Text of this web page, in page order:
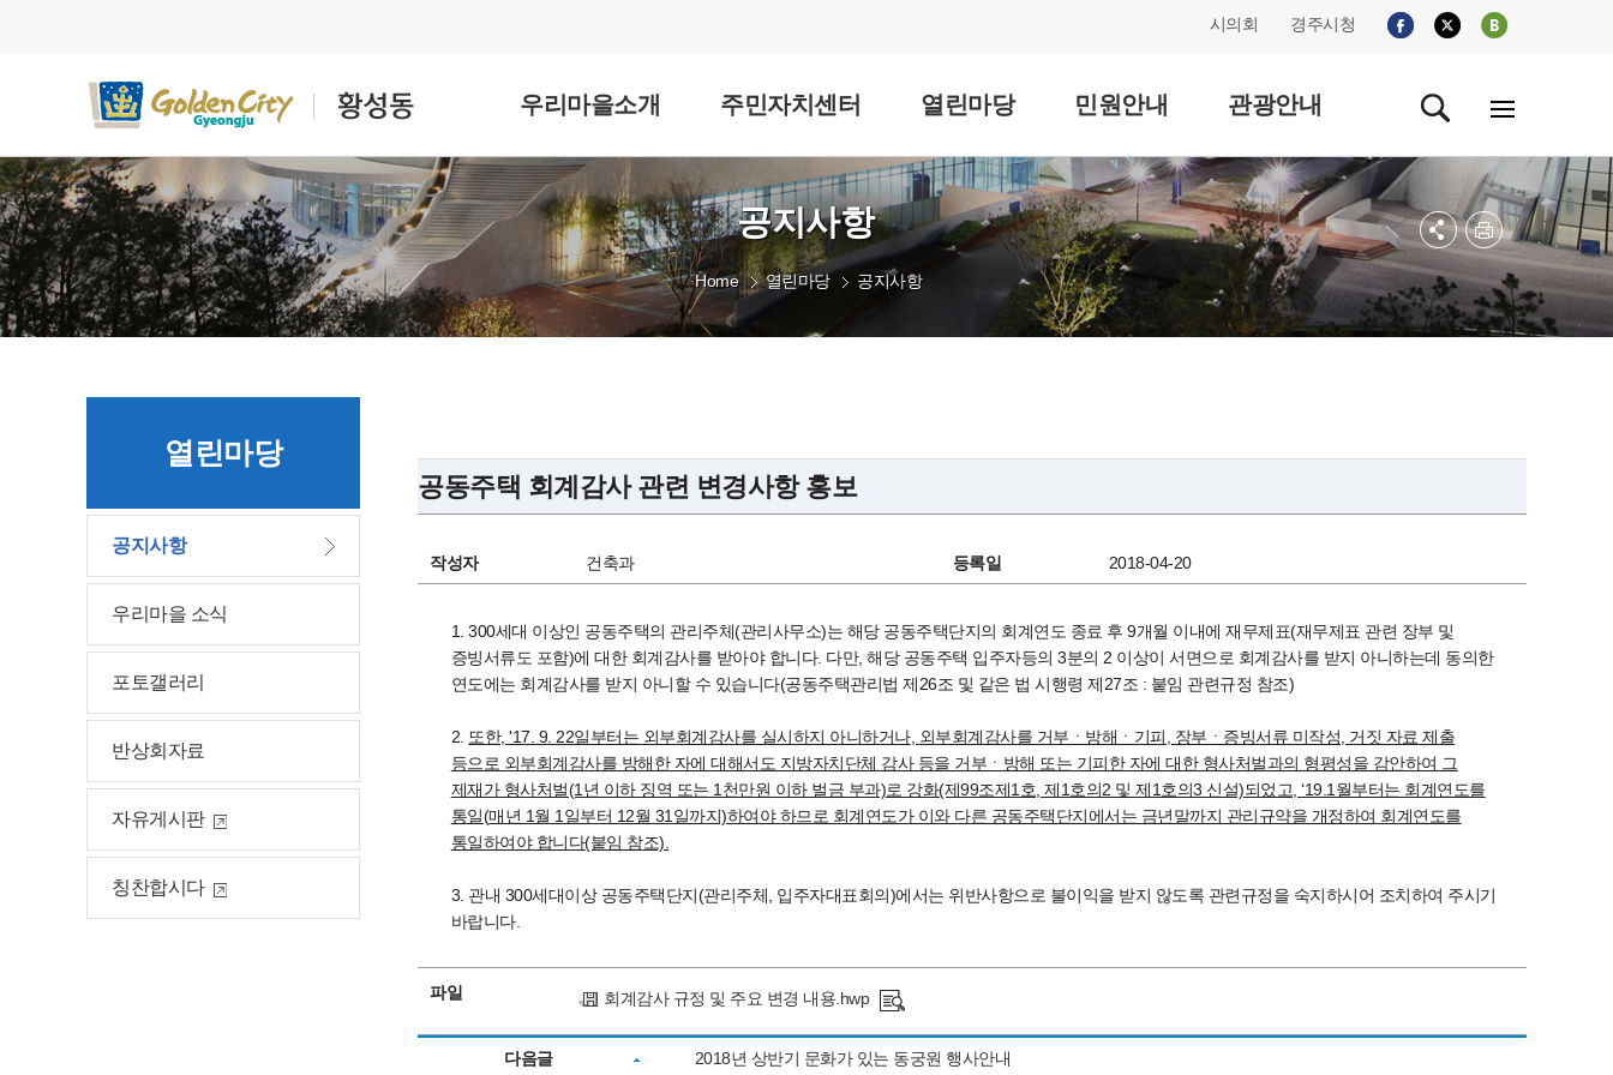
시의회 경주시청
우리마을소개 주민자치센터 열린마당 민원안내 관광안내
열린마당
공지사항
우리마을 소식
포토갤러리
반상회자료
자유게시판
칭찬합시다
공지사항
Home 열린마당 공지사항
공동주택 회계감사 관련 변경사항 홍보
작성자 건축과 등록일 2018-04-20
1. 300세대 이상인 공동주택의 관리주체(관리사무소)는 해당 공동주택단지의 회계연도 종료 후 9개월 이내에 재무제표(재무제표 관련 장부 및
증빙서류도 포함)에 대한 회계감사를 받아야 합니다. 다만, 해당 공동주택 입주자등의 3분의 2 이상이 서면으로 회계감사를 받지 아니하는데 동의한
연도에는 회계감사를 받지 아니할 수 있습니다(공동주택관리법 제26조 및 같은 법 시행령 제27조 : 붙임 관련규정 참조)
2. 또한, '17. 9. 22일부터는 외부회계감사를 실시하지 아니하거나, 외부회계감사를 거부ㆍ방해ㆍ기피, 장부ㆍ증빙서류 미작성, 거짓 자료 제출
등으로 외부회계감사를 방해한 자에 대해서도 지방자치단체 감사 등을 거부ㆍ방해 또는 기피한 자에대한 형사처벌과의 형평성을 감안하여 그
제재가 형사처벌(1년 이하 징역 또는 1천만원 이하 벌금 부과)로 강화(제99조제1호, 제1호의2 및 제1호의3 신설)되었고, ‘19.1월부터는 회계연도를
통일(매년 1월 1일부터 12월 31일까지)하여야 하므로 회계연도가 이와 다른 공동주택단지에서는 금년말까지 관리규약을 개정하여 회계연도를
통일하여야 합니다(붙임 참조).
3. 관내 300세대이상 공동주택단지(관리주체, 입주자대표회의)에서는 위반사항으로 불이익을 받지 않도록 관련규정을 숙지하시어 조치하여 주시기
바랍니다.
파일 회계감사 규정 및 주요 변경 내용.hwp
다음글 2018년 상반기 문화가 있는 동궁원 행사안내